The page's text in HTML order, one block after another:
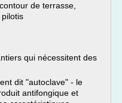
de terrasse,
qui nécessitent des
dit "autoclave" - le
antifongique et